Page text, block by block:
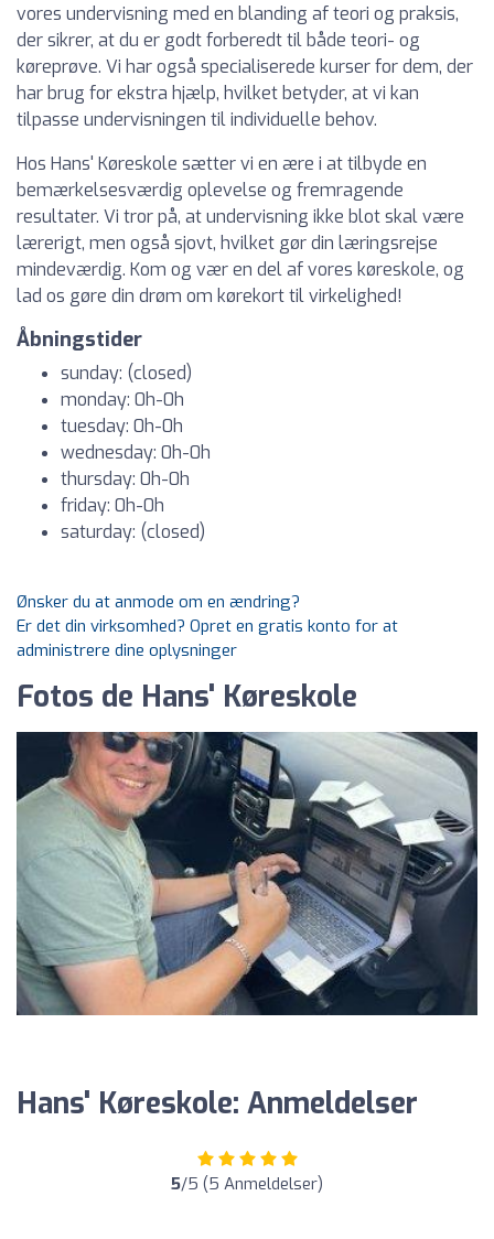
vores undervisning med en blanding af teori og praksis,
der sikrer, at du er godt forberedt til både teori- og
køreprøve. Vi har også specialiserede kurser for dem, der
har brug for ekstra hjælp, hvilket betyder, at vi kan
tilpasse undervisningen til individuelle behov.
Hos Hans' Køreskole sætter vi en ære i at tilbyde en
bemærkelsesværdig oplevelse og fremragende
resultater. Vi tror på, at undervisning ikke blot skal være
lærerigt, men også sjovt, hvilket gør din læringsrejse
mindeværdig. Kom og vær en del af vores køreskole, og
lad os gøre din drøm om kørekort til virkelighed!
Åbningstider
sunday: (closed)
monday: 0h-0h
tuesday: 0h-0h
wednesday: 0h-0h
thursday: 0h-0h
friday: 0h-0h
saturday: (closed)
Ønsker du at anmode om en ændring?
Er det din virksomhed? Opret en gratis konto for at
administrere dine oplysninger
Fotos de Hans' Køreskole
Hans' Køreskole: Anmeldelser
5/5 (5 Anmeldelser)